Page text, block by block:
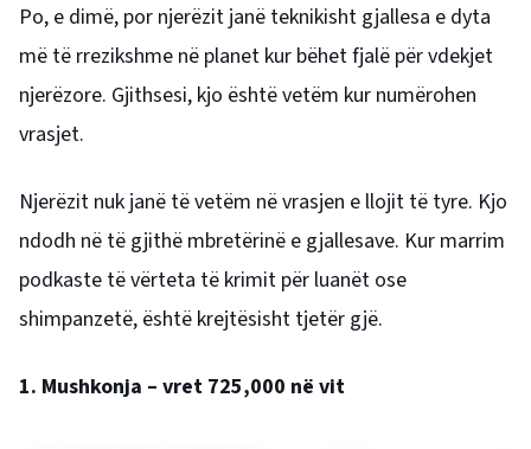
Po, e dimë, por njerëzit janë teknikisht gjallesa e dyta
më të rrezikshme në planet kur bëhet fjalë për vdekjet
njerëzore. Gjithsesi, kjo është vetëm kur numërohen
vrasjet.
Njerëzit nuk janë të vetëm në vrasjen e llojit të tyre. Kjo
ndodh në të gjithë mbretërinë e gjallesave. Kur marrim
podkaste të vërteta të krimit për luanët ose
shimpanzetë, është krejtësisht tjetër gjë.
1. Mushkonja – vret 725,000 në vit